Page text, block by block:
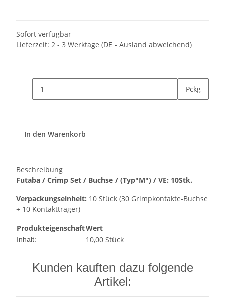
Sofort verfügbar
Lieferzeit: 2 - 3 Werktage (DE - Ausland abweichend)
Pckg
In den Warenkorb
Beschreibung
Futaba / Crimp Set / Buchse / (Typ"M") / VE: 10Stk.
Verpackungseinheit: 10 Stück (30 Grimpkontakte-Buchse
+ 10 Kontaktträger)
ProdukteigenschaftWert
Inhalt: 10,00 Stück
Kunden kauften dazu folgende
Artikel: